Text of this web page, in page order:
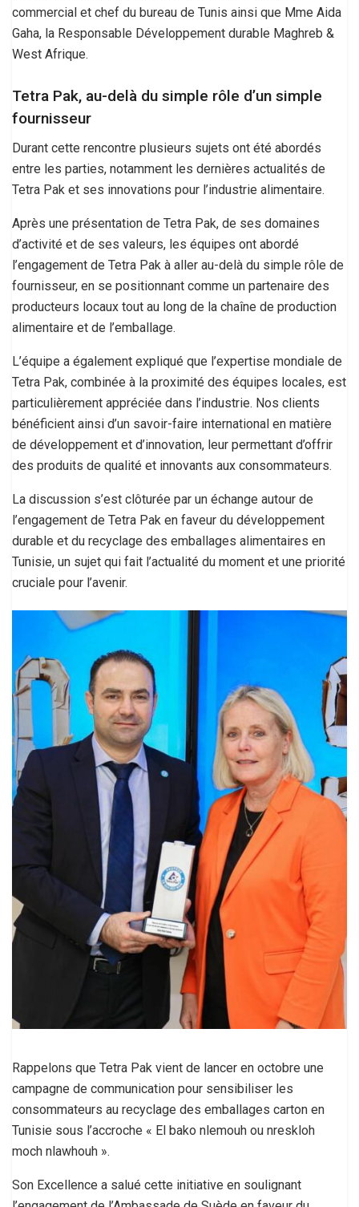
commercial et chef du bureau de Tunis ainsi que Mme Aida
Gaha, la Responsable Développement durable Maghreb &
West Afrique.
Tetra Pak, au-delà du simple rôle d’un simple
fournisseur
Durant cette rencontre plusieurs sujets ont été abordés
entre les parties, notamment les dernières actualités de
Tetra Pak et ses innovations pour l’industrie alimentaire.
Après une présentation de Tetra Pak, de ses domaines
d’activité et de ses valeurs, les équipes ont abordé
l’engagement de Tetra Pak à aller au-delà du simple rôle de
fournisseur, en se positionnant comme un partenaire des
producteurs locaux tout au long de la chaîne de production
alimentaire et de l’emballage.
L’équipe a également expliqué que l’expertise mondiale de
Tetra Pak, combinée à la proximité des équipes locales, est
particulièrement appréciée dans l’industrie. Nos clients
bénéficient ainsi d’un savoir-faire international en matière
de développement et d’innovation, leur permettant d’offrir
des produits de qualité et innovants aux consommateurs.
La discussion s’est clôturée par un échange autour de
l’engagement de Tetra Pak en faveur du développement
durable et du recyclage des emballages alimentaires en
Tunisie, un sujet qui fait l’actualité du moment et une priorité
cruciale pour l’avenir.
Rappelons que Tetra Pak vient de lancer en octobre une
campagne de communication pour sensibiliser les
consommateurs au recyclage des emballages carton en
Tunisie sous l’accroche « El bako nlemouh ou nreskloh
moch nlawhouh ».
Son Excellence a salué cette initiative en soulignant